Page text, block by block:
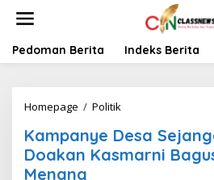
t
Pedoman Berita Indeks Berita
Homepage / Politik
m
p
a
Kampanye Desa
Doakan Kasmarni
Menang